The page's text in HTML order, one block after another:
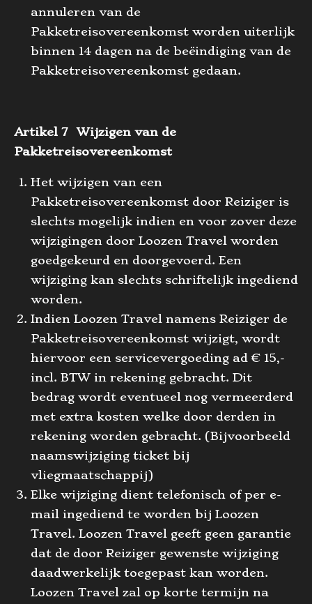
annuleren van de
Pakketreisovereenkomst worden uiterlijk
binnen 14 dagen na de beëindiging van de
Pakketreisovereenkomst gedaan.
Artikel 7 Wijzigen van de
Pakketreisovereenkomst
Het wijzigen van een
Pakketreisovereenkomst door Reiziger is
slechts mogelijk indien en voor zover deze
wijzigingen door Loozen Travel worden
goedgekeurd en doorgevoerd. Een
wijziging kan slechts schriftelijk ingediend
worden.
Indien Loozen Travel namens Reiziger de
Pakketreisovereenkomst wijzigt, wordt
hiervoor een servicevergoeding ad € 15,-
incl. BTW in rekening gebracht. Dit
bedrag wordt eventueel nog vermeerderd
met extra kosten welke door derden in
rekening worden gebracht. (Bijvoorbeeld
naamswijziging ticket bij
vliegmaatschappij)
Elke wijziging dient telefonisch of per e-
mail ingediend te worden bij Loozen
Travel. Loozen Travel geeft geen garantie
dat de door Reiziger gewenste wijziging
daadwerkelijk toegepast kan worden.
Loozen Travel zal op korte termijn na